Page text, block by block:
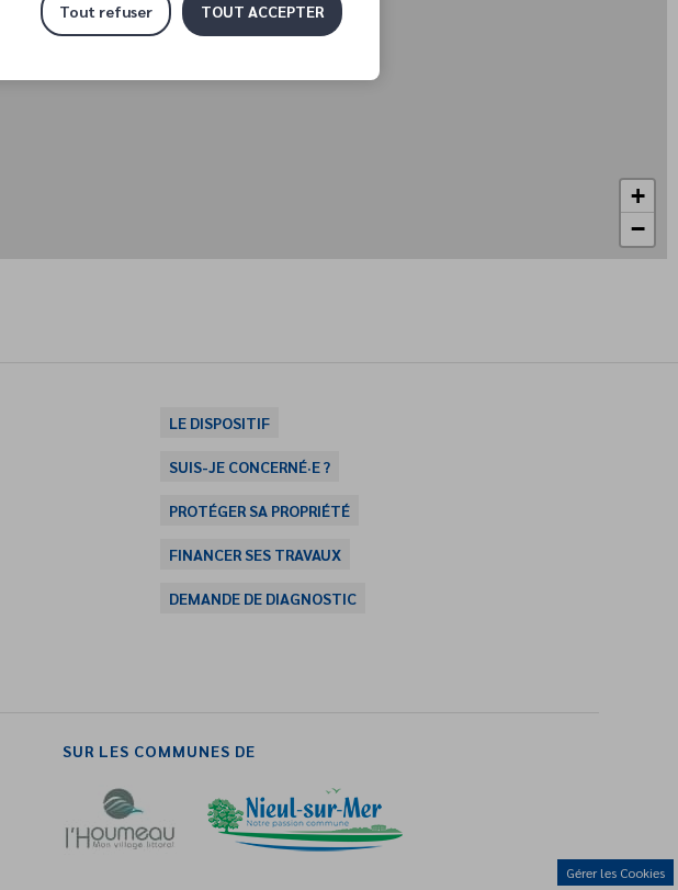
+
−
LE DISPOSITIF
SUIS-JE CONCERNÉ·E ?
PROTÉGER SA PROPRIÉTÉ
FINANCER SES TRAVAUX
DEMANDE DE DIAGNOSTIC
SUR LES COMMUNES DE
TOUT ACCEPTER
Tout refuser
Gérer les Cookies